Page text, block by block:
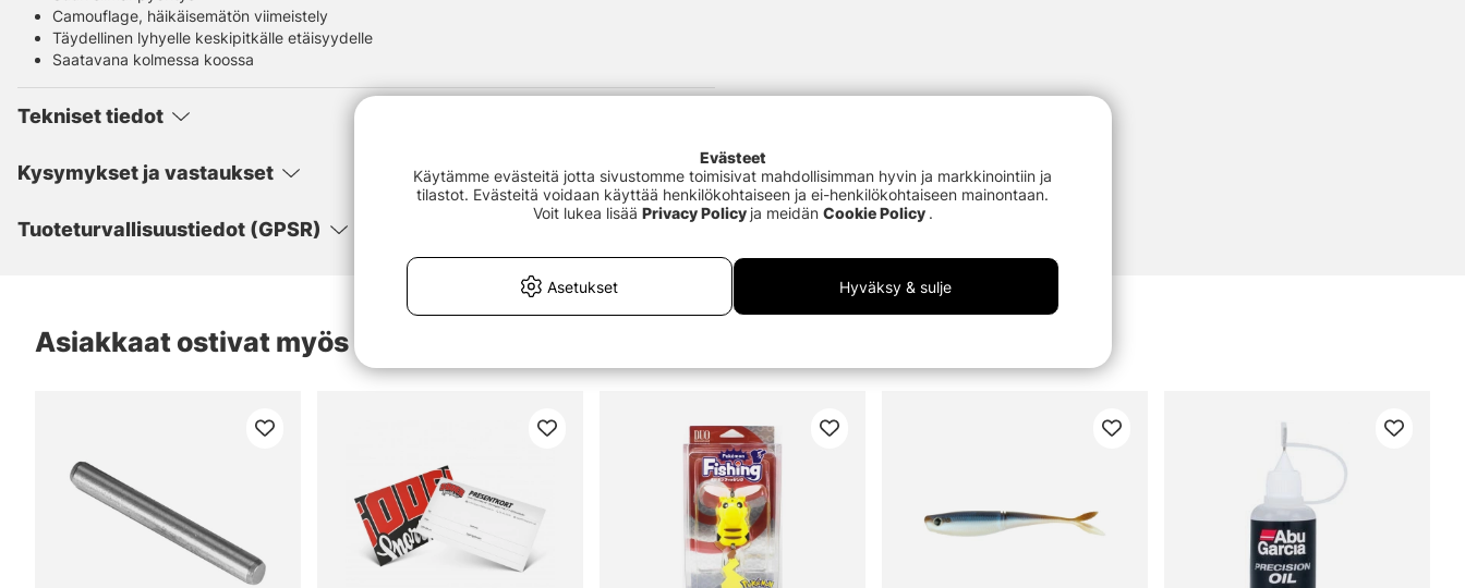
Camouflage, häikäisemätön viimeistely
Täydellinen lyhyelle keskipitkälle etäisyydelle
Saatavana kolmessa koossa
Tekniset tiedot
Kysymykset ja vastaukset
Tuoteturvallisuustiedot (GPSR)
Asiakkaat ostivat myös
Evästeet
Käytämme evästeitä jotta sivustomme toimisivat mahdollisimman hyvin ja markkinointiin ja
tilastot. Evästeitä voidaan käyttää henkilökohtaiseen ja ei-henkilökohtaiseen mainontaan.
Voit lukea lisää Privacy Policy ja meidän Cookie Policy .
Asetukset Hyväksy & sulje